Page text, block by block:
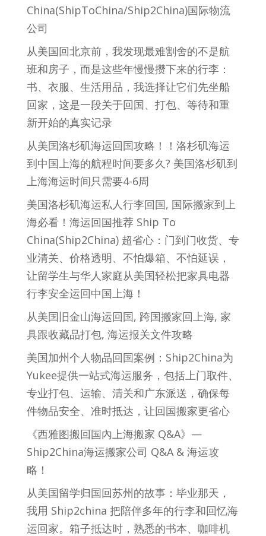
China(ShipToChina/Ship2China)国际物流
公司
从美国回北京前，我发现最难割舍的不是航
班和房子，而是这些年慢慢攒下来的行李：
书、衣服、生活用品，我选择让它们先坐船
回家，这是一段关于回国、打包、等待和重
新开始的真实记录
从美国洛杉矶海运回国攻略！！洛杉矶海运
到中国上海的航程时间要多久? 美国洛杉矶到
上海海运时间只需要4-6周
美国洛杉矶海运私人行李回国, 国际搬家到上
海必看！海运回国推荐 Ship To
China(Ship2China) 超省心：门到门收货、专
业清关、价格透明、不怕爆箱、不怕延误，
让留学生与华人家庭从美国轻松把家具电器
行李安全运回中国上海！
从美国旧金山海运回国, 跨国搬家回上海, 家
具跟收藏品打包, 海运报关文件攻略
美国加州个人物品回国案例：Ship2China为
Yukee提供一站式海运服务，包括上门取件、
专业打包、运输、清关和广东派送，确保每
件物品安全、准时抵达，让回国搬家更省心
《西雅图搬回国內上海搬家 Q&A》—
Ship2China海运搬家公司 Q&A & 海运攻
略！
从美国留学归国回苏州的故事：毕业那天，
我用 Ship2china 把陪伴多年的行李和回忆海
运回家。箱子抵达时，熟悉的书本、咖啡机